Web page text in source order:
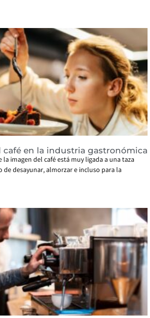
en la industria gastronómica
imagen del café está muy ligada a una taza
desayunar, almorzar e incluso para la